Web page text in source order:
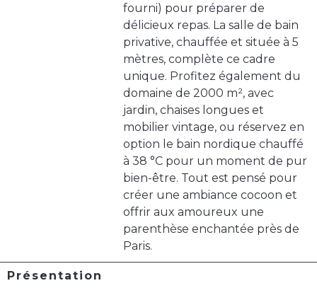
fourni) pour préparer de
délicieux repas. La salle de bain
privative, chauffée et située à 5
mètres, complète ce cadre
unique. Profitez également du
domaine de 2000 m², avec
jardin, chaises longues et
mobilier vintage, ou réservez en
option le bain nordique chauffé
à 38 °C pour un moment de pur
bien-être. Tout est pensé pour
créer une ambiance cocoon et
offrir aux amoureux une
parenthèse enchantée près de
Paris.
Présentation